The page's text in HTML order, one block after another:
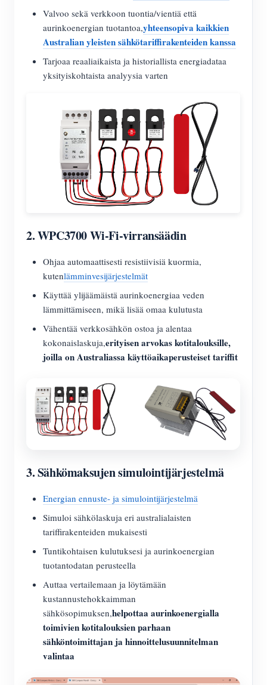
Valvoo sekä verkkoon tuontia/vientiä että
aurinkoenergian tuotantoa,yhteensopiva kaikkien
Australian yleisten sähkötariffirakenteiden kanssa
Tarjoaa reaaliaikaista ja historiallista energiadataa
yksityiskohtaista analyysia varten
2.WPC3700 Wi-Fi-virransäädin
Ohjaa automaattisesti resistiivisiä kuormia,
kutenlämminvesijärjestelmät
Käyttää ylijäämäistä aurinkoenergiaa veden
lämmittämiseen, mikä lisää omaa kulutusta
Vähentää verkkosähkön ostoa ja alentaa
kokonaislaskuja,erityisen arvokas kotitalouksille,
joilla on Australiassa käyttöaikaperusteiset tariffit
3.Sähkömaksujen simulointijärjestelmä
Energian ennuste- ja simulointijärjestelmä
Simuloi sähkölaskuja eri australialaisten
tariffirakenteiden mukaisesti
Tuntikohtaisen kulutuksesi ja aurinkoenergian
tuotantodatan perusteella
Auttaa vertailemaan ja löytämään
kustannustehokkaimman
sähkösopimuksen,helpottaa aurinkoenergialla
toimivien kotitalouksien parhaan
sähköntoimittajan ja hinnoittelusuunnitelman
valintaa